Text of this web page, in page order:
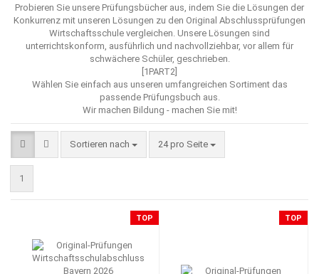
Probieren Sie unsere Prüfungsbücher aus, indem Sie die Lösungen der
Konkurrenz mit unseren Lösungen zu den Original Abschlussprüfungen
Wirtschaftsschule vergleichen. Unsere Lösungen sind
unterrichtskonform, ausführlich und nachvollziehbar, vor allem für
schwächere Schüler, geschrieben.
[1PART2]
Wählen Sie einfach aus unseren umfangreichen Sortiment das
passende Prüfungsbuch aus.
Wir machen Bildung - machen Sie mit!
Sortieren nach
Sortieren nach 24 pro Seite
pro Seite
1
TOP TOP